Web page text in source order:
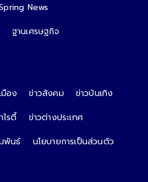
News
ฐานเศรษฐกิจ
มือง ข่าวสังคม
ข่าวบันเทิง
ไรตี้
ข่าวต่างประเทศ
พันธ์ นโยบายการเป็นส่วนตัว